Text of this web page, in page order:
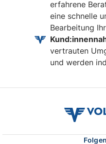
erfahrene
eine schnelle
Bearbeitung
vertrauten
und werden